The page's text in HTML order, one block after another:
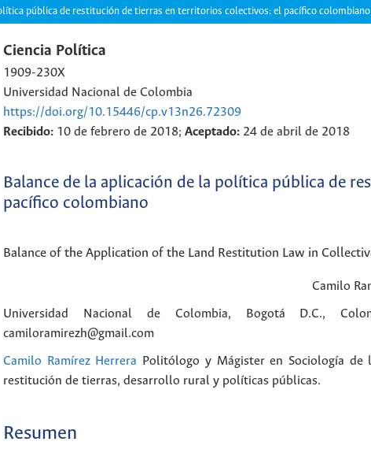
pública de restitución de tierras en territorios colectivos: el pacífico colombiano